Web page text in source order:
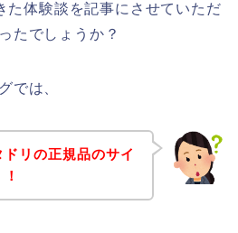
た体験談を記事にさせていただ
たでしょうか？
では、
リの正規品のサイ